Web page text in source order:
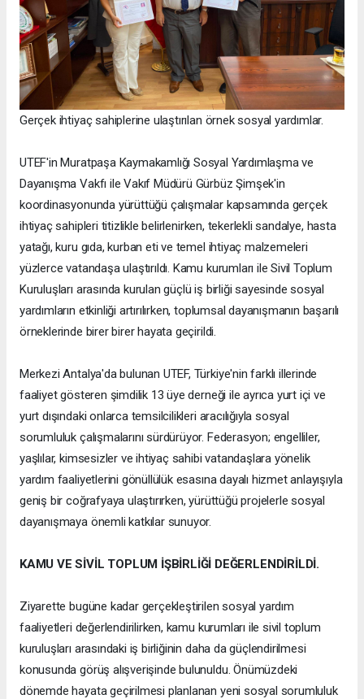
Gerçek ihtiyaç sahiplerine ulaştırılan örnek sosyal yardımlar.
UTEF'in Muratpaşa Kaymakamlığı Sosyal Yardımlaşma ve
Dayanışma Vakfı ile Vakıf Müdürü Gürbüz Şimşek'in
koordinasyonunda yürüttüğü çalışmalar kapsamında gerçek
ihtiyaç sahipleri titizlikle belirlenirken, tekerlekli sandalye, hasta
yatağı, kuru gıda, kurban eti ve temel ihtiyaç malzemeleri
yüzlerce vatandaşa ulaştırıldı. Kamu kurumları ile Sivil Toplum
Kuruluşları arasında kurulan güçlü iş birliği sayesinde sosyal
yardımların etkinliği artırılırken, toplumsal dayanışmanın başarılı
örneklerinde birer birer hayata geçirildi.
Merkezi Antalya'da bulunan UTEF, Türkiye'nin farklı illerinde
faaliyet gösteren şimdilik 13 üye derneği ile ayrıca yurt içi ve
yurt dışındaki onlarca temsilcilikleri aracılığıyla sosyal
sorumluluk çalışmalarını sürdürüyor. Federasyon; engelliler,
yaşlılar, kimsesizler ve ihtiyaç sahibi vatandaşlara yönelik
yardım faaliyetlerini gönüllülük esasına dayalı hizmet anlayışıyla
geniş bir coğrafyaya ulaştırırken, yürüttüğü projelerle sosyal
dayanışmaya önemli katkılar sunuyor.
KAMU VE SİVİL TOPLUM İŞBİRLİĞİ DEĞERLENDİRİLDİ.
Ziyarette bugüne kadar gerçekleştirilen sosyal yardım
faaliyetleri değerlendirilirken, kamu kurumları ile sivil toplum
kuruluşları arasındaki iş birliğinin daha da güçlendirilmesi
konusunda görüş alışverişinde bulunuldu. Önümüzdeki
dönemde hayata geçirilmesi planlanan yeni sosyal sorumluluk